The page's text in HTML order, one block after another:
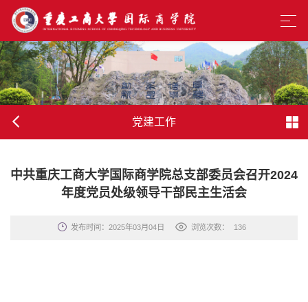
党建工作
中共重庆工商大学国际商学院总支部委员会召开2024
年度党员处级领导干部民主生活会
发布时间：2025年03月04日 浏览次数： 136